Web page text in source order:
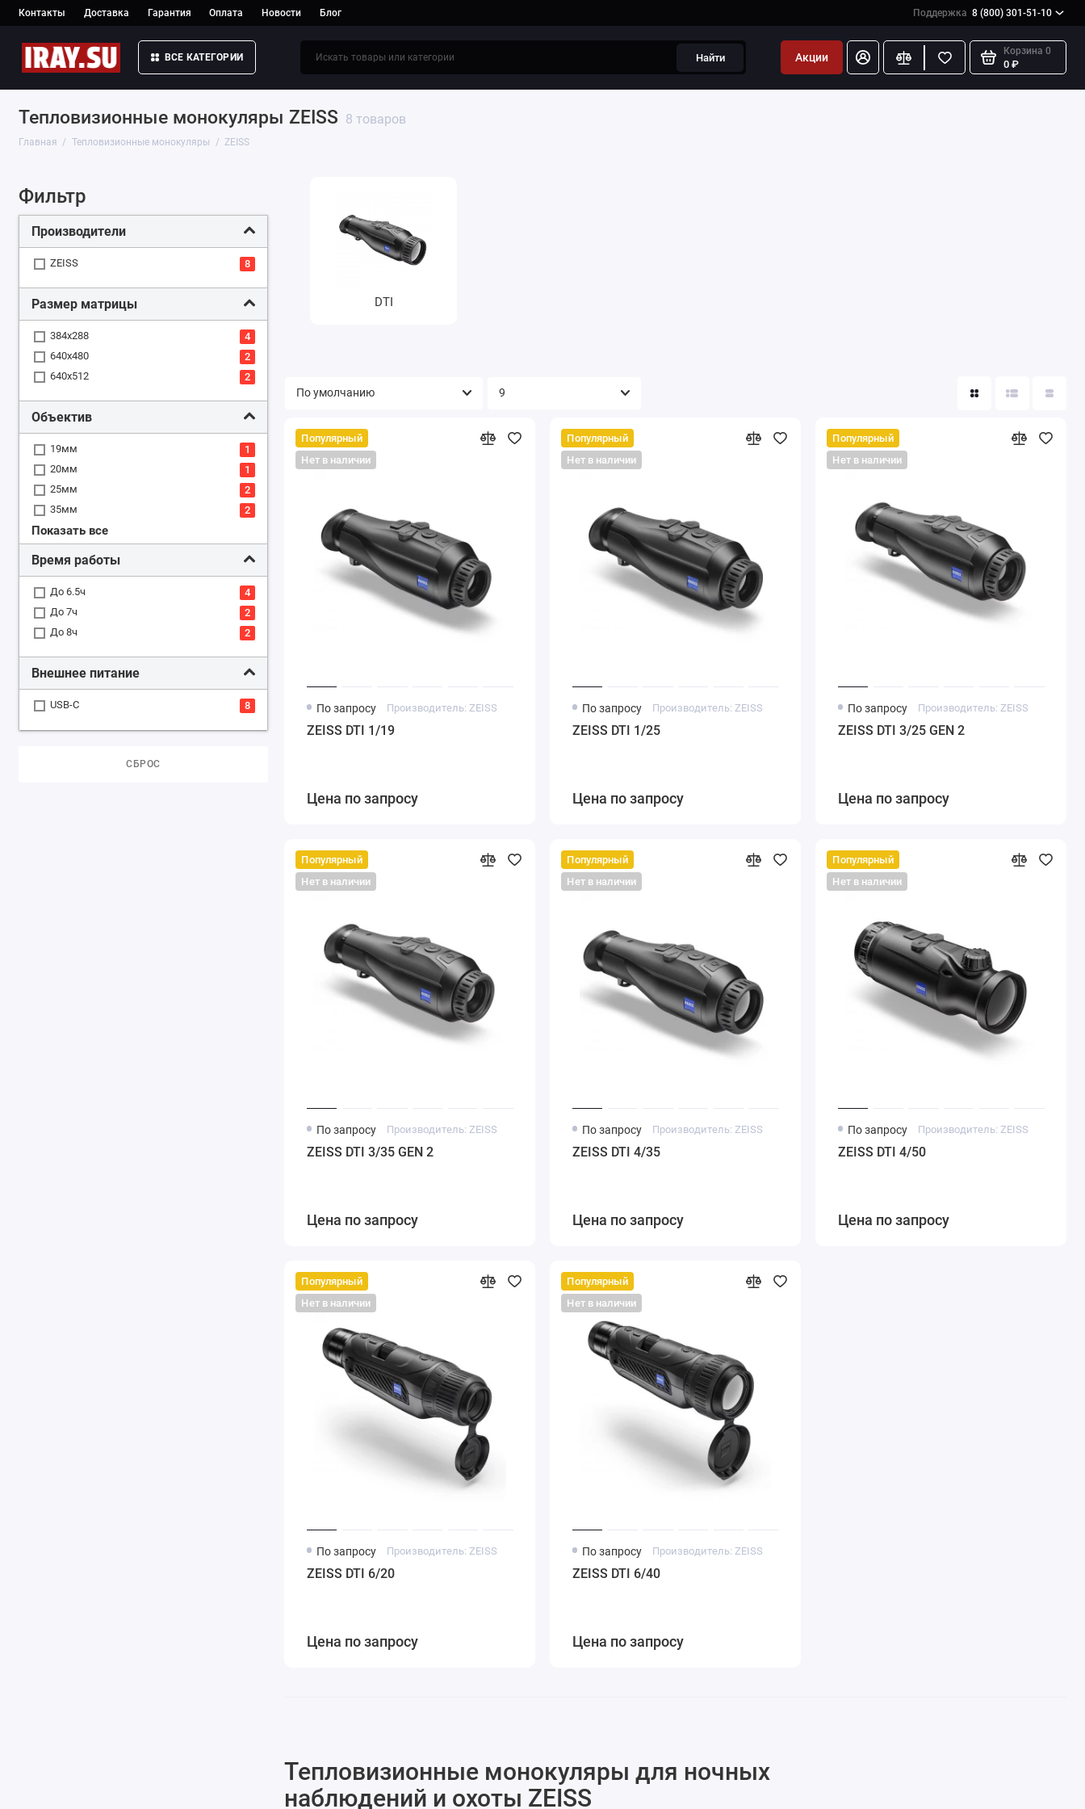
Контакты Доставка Гарантия Оплата Новости Блог Поддержка 8 (800) 301-51-10
ВСЕ КАТЕГОРИИ Найти Акции
Корзина 0
0 ₽
Тепловизионные монокуляры ZEISS 8 товаров
Главная Тепловизионные монокуляры ZEISS
Фильтр
Производители
ZEISS 8
Размер матрицы
384x288
4
640x480
2
640x512
2
Объектив
19мм
1
20мм
1
25мм
2
35мм
2
40мм
Показать все
Время работы
До 6.5ч
4
До 7ч
2
До 8ч
2
Внешнее питание
USB-C 8
СБРОС
DTI
Популярный
Нет в наличии
По запросу Производитель: ZEISS
ZEISS DTI 1/19
Цена по запросу
Популярный
Нет в наличии
По запросу Производитель: ZEISS
ZEISS DTI 1/25
Цена по запросу
Популярный
Нет в наличии
По запросу Производитель: ZEISS
ZEISS DTI 3/25 GEN 2
Цена по запросу
Популярный
Нет в наличии
По запросу Производитель: ZEISS
ZEISS DTI 3/35 GEN 2
Цена по запросу
Популярный
Нет в наличии
По запросу Производитель: ZEISS
ZEISS DTI 4/35
Цена по запросу
Популярный
Нет в наличии
По запросу Производитель: ZEISS
ZEISS DTI 4/50
Цена по запросу
Популярный
Нет в наличии
По запросу Производитель: ZEISS
ZEISS DTI 6/20
Цена по запросу
Популярный
Нет в наличии
По запросу Производитель: ZEISS
ZEISS DTI 6/40
Цена по запросу
Тепловизионные монокуляры для ночных
наблюдений и охоты ZEISS